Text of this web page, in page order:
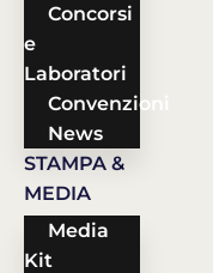
Concorsi
e
Laboratori
Convenzioni
News
STAMPA &
MEDIA
Media
Kit